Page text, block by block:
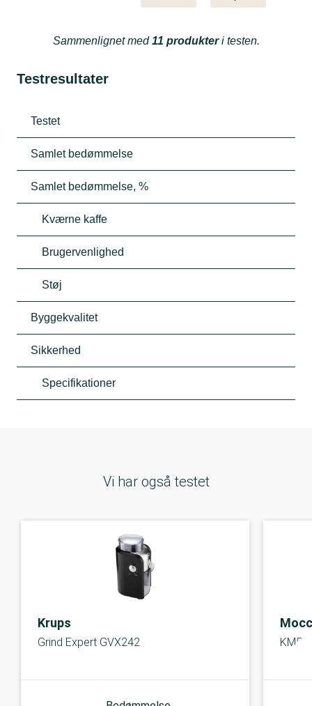
Sammenlignet med11 produkteri testen.
Testresultater
Testet
Samlet bedømmelse
Samlet bedømmelse, %
Kværne kaffe
Brugervenlighed
Støj
Byggekvalitet
Sikkerhed
Specifikationer
Vi har også testet
Krups
Grind Expert GVX242 KM5